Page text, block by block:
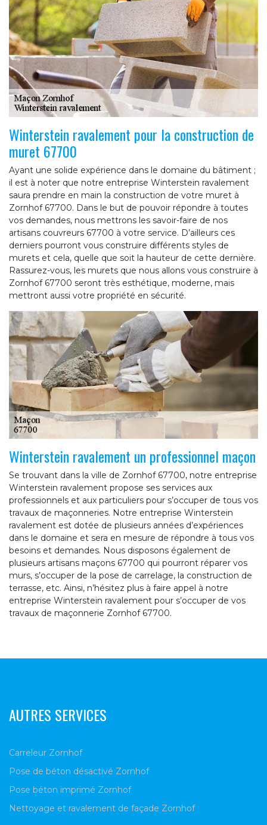
Winterstein ravalement pour la construction de
muret 67700
Ayant une solide expérience dans le domaine du bâtiment ;
il est à noter que notre entreprise Winterstein ravalement
saura prendre en main la construction de votre muret à
Zornhof 67700. Dans le but de pouvoir répondre à toutes
vos demandes, nous mettrons les savoir-faire de nos
artisans couvreurs 67700 à votre service. D’ailleurs ces
derniers pourront vous construire différents styles de
murets et cela, quelle que soit la hauteur de cette dernière.
Rassurez-vous, les murets que nous allons vous construire à
Zornhof 67700 seront très esthétique, moderne, mais
mettront aussi votre propriété en sécurité.
Winterstein ravalement un professionnel maçon
Se trouvant dans la ville de Zornhof 67700, notre entreprise
Winterstein ravalement propose ses services aux
professionnels et aux particuliers pour s’occuper de tous vos
travaux de maçonneries. Notre entreprise Winterstein
ravalement est dotée de plusieurs années d’expériences
dans le domaine et sera en mesure de répondre à tous vos
besoins et demandes. Nous disposons également de
plusieurs artisans maçons 67700 qui pourront réparer vos
murs, s’occuper de la pose de carrelage, la construction de
terrasse, etc. Ainsi, n’hésitez plus à faire appel à notre
entreprise Winterstein ravalement pour s’occuper de vos
travaux de maçonnerie Zornhof 67700.
AUTRES SERVICES
Carreleur Zornhof
Pose de béton désactivé Zornhof
Pose béton imprimé Zornhof
Nettoyage et ravalement de façade Zornhof